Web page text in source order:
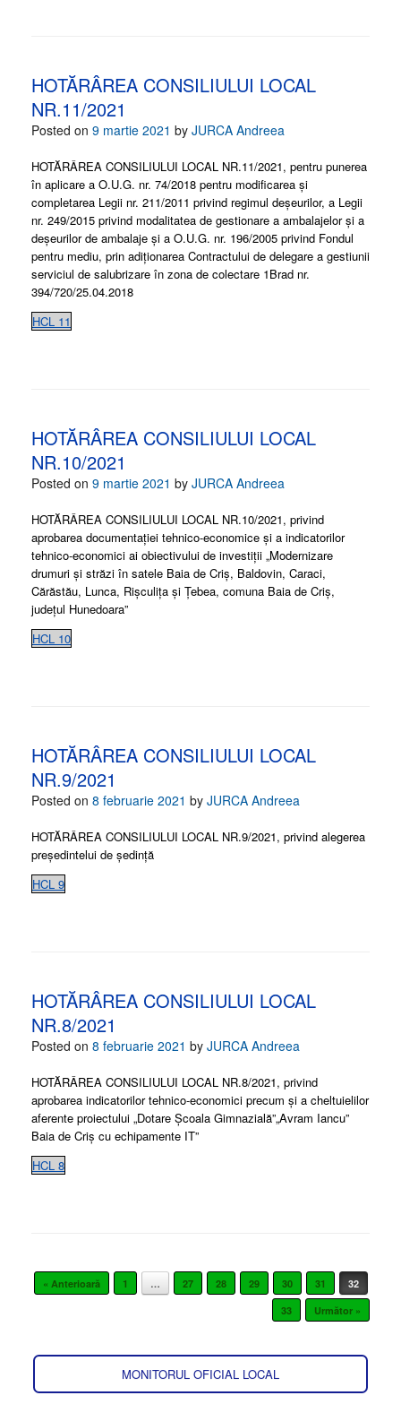
HOTĂRÂREA CONSILIULUI LOCAL
NR.11/2021
Posted on 9 martie 2021 by JURCA Andreea
HOTĂRÂREA CONSILIULUI LOCAL NR.11/2021, pentru punerea
în aplicare a O.U.G. nr. 74/2018 pentru modificarea și
completarea Legii nr. 211/2011 privind regimul deșeurilor, a Legii
nr. 249/2015 privind modalitatea de gestionare a ambalajelor și a
deșeurilor de ambalaje și a O.U.G. nr. 196/2005 privind Fondul
pentru mediu, prin adiționarea Contractului de delegare a gestiunii
serviciul de salubrizare în zona de colectare 1Brad nr.
394/720/25.04.2018
HCL 11
HOTĂRÂREA CONSILIULUI LOCAL
NR.10/2021
Posted on 9 martie 2021 by JURCA Andreea
HOTĂRÂREA CONSILIULUI LOCAL NR.10/2021, privind
aprobarea documentației tehnico-economice și a indicatorilor
tehnico-economici ai obiectivului de investiții „Modernizare
drumuri și străzi în satele Baia de Criș, Baldovin, Caraci,
Cărăstău, Lunca, Rișculița și Țebea, comuna Baia de Criș,
județul Hunedoara”
HCL 10
HOTĂRÂREA CONSILIULUI LOCAL
NR.9/2021
Posted on 8 februarie 2021 by JURCA Andreea
HOTĂRÂREA CONSILIULUI LOCAL NR.9/2021, privind alegerea
președintelui de ședință
HCL 9
HOTĂRÂREA CONSILIULUI LOCAL
NR.8/2021
Posted on 8 februarie 2021 by JURCA Andreea
HOTĂRÂREA CONSILIULUI LOCAL NR.8/2021, privind
aprobarea indicatorilor tehnico-economici precum și a cheltuielilor
aferente proiectului „Dotare Școala Gimnazială”„Avram Iancu”
Baia de Criș cu echipamente IT”
HCL 8
Post navigation
« Anterioară 1 … 27 28 29 30 31
32
33
Următor »
MONITORUL OFICIAL LOCAL